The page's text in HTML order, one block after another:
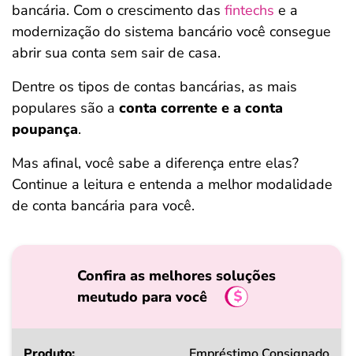
bancária. Com o crescimento das fintechs e a
modernização do sistema bancário você consegue
abrir sua conta sem sair de casa.
Dentre os tipos de contas bancárias, as mais
populares são a conta corrente e a conta
poupança.
Mas afinal, você sabe a diferença entre elas?
Continue a leitura e entenda a melhor modalidade
de conta bancária para você.
Confira as melhores soluções
meutudo para você